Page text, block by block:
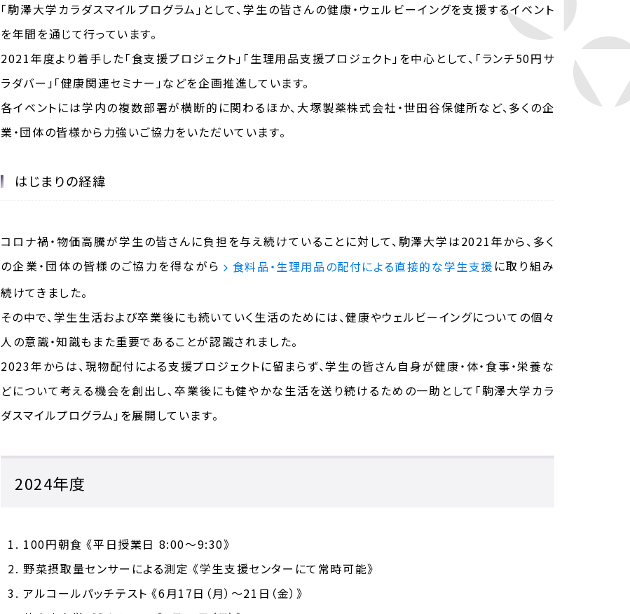
「駒澤大学カラダスマイルプログラム」として、学生の皆さんの健康・ウェルビーイングを支援するイベント
を年間を通じて行っています。
2021年度より着手した「食支援プロジェクト」「生理用品支援プロジェクト」を中心として、「ランチ50円サ
ラダバー」「健康関連セミナー」などを企画推進しています。
各イベントには学内の複数部署が横断的に関わるほか、大塚製薬株式会社・世田谷保健所など、多くの企
業・団体の皆様から力強いご協力をいただいています。
はじまりの経緯
コロナ禍・物価高騰が学生の皆さんに負担を与え続けていることに対して、駒澤大学は2021年から、多く
の企業・団体の皆様のご協力を得ながら
食料品・生理用品の配付による直接的な学生支援 に取り組み
続けてきました。
その中で、学生生活および卒業後にも続いていく生活のためには、健康やウェルビーイングについての個々
人の意識・知識もまた重要であることが認識されました。
2023年からは、現物配付による支援プロジェクトに留まらず、学生の皆さん自身が健康・体・食事・栄養な
どについて考える機会を創出し、卒業後にも健やかな生活を送り続けるための一助として「駒澤大学カラ
ダスマイルプログラム」を展開しています。
2024年度
100円朝食 《平日授業日 8:00～9:30》
野菜摂取量センサーによる測定 《学生支援センターにて常時可能》
アルコールパッチテスト 《6月17日（月）～21日（金）》